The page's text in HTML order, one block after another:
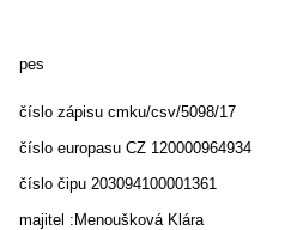
pes
číslo zápisu cmku/csv/5098/17
číslo europasu CZ 120000964934
číslo čipu 203094100001361
majitel :Menoušková Klára